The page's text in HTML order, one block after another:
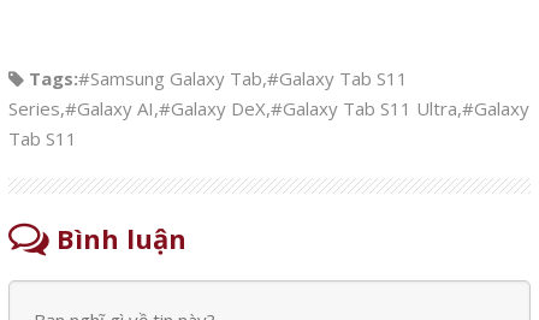
Tags:#Samsung Galaxy Tab,#Galaxy Tab S11
Series,#Galaxy AI,#Galaxy DeX,#Galaxy Tab S11 Ultra,#Galaxy
Tab S11
Bình luận